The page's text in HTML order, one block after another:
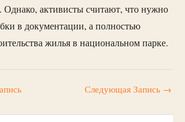
Однако, активисты считают, что нужно
в документации, а полностью
жилья в национальном парке.
Следующая Запись →